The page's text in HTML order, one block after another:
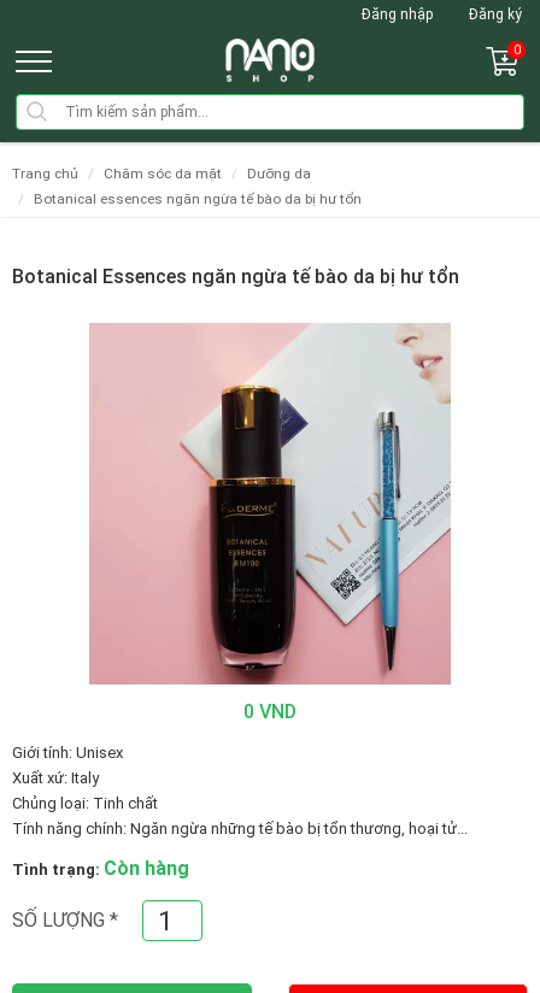
Đăng nhập Đăng ký
0
trang chủ chăm sóc da mặt
dưỡng da
botanical essences ngăn ngừa tế bào da bị hư tổn
Botanical Essences ngăn ngừa tế bào da bị hư tổn
0 VND
Giới tính: Unisex
Xuất xứ: Italy
Chủng loại: Tinh chất
Tính năng chính: Ngăn ngừa những tế bào bị tổn thương, hoại tử...
Tình trạng: Còn hàng
SỐ LƯỢNG *